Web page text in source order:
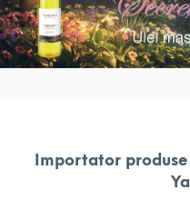
Importator